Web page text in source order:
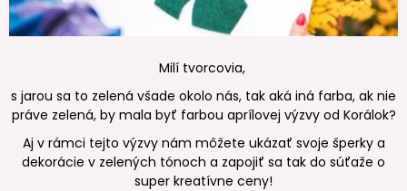
Milí tvorcovia,
s jarou sa to zelená všade okolo nás, tak aká iná farba, ak nie
práve zelená, by mala byť farbou aprílovej výzvy od Korálok?
Aj v rámci tejto výzvy nám môžete ukázať svoje šperky a
dekorácie v zelených tónoch a zapojiť sa tak do súťaže o
super kreatívne ceny!